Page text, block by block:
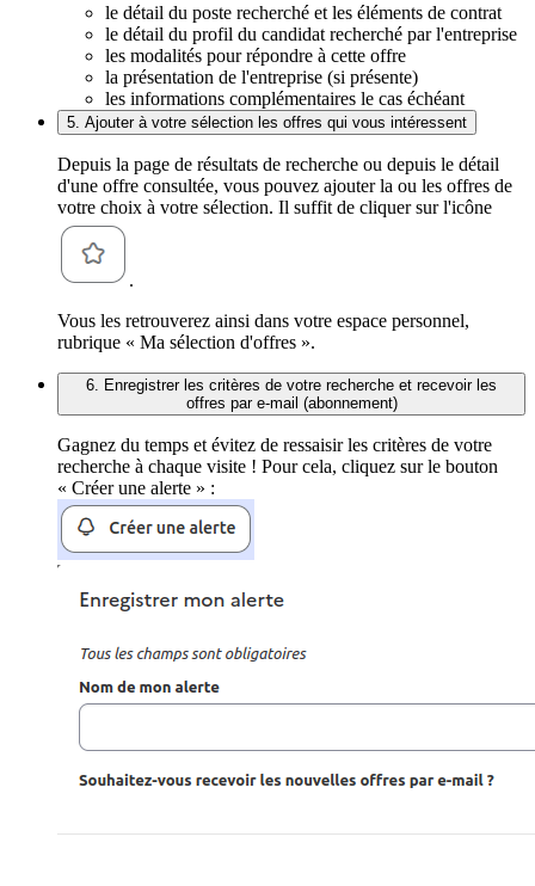
le détail du poste recherché et les éléments de contrat
le détail du profil du candidat recherché par l'entreprise
les modalités pour répondre à cette offre
la présentation de l'entreprise (si présente)
les informations complémentaires le cas échéant
5. Ajouter à votre sélection les offres qui vous intéressent
Depuis la page de résultats de recherche ou depuis le détail
d'une offre consultée, vous pouvez ajouter la ou les offres de
votre choix à votre sélection. Il suffit de cliquer sur l'icône
.
Vous les retrouverez ainsi dans votre espace personnel,
rubrique « Ma sélection d'offres ».
6. Enregistrer les critères de votre recherche et recevoir les
offres par e-mail (abonnement)
Gagnez du temps et évitez de ressaisir les critères de votre
recherche à chaque visite ! Pour cela, cliquez sur le bouton
« Créer une alerte » :